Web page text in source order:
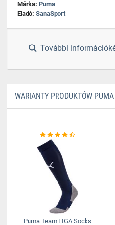
Márka: Puma
Eladó: SanaSport
További
WARIANTY PRODUKTÓW
Puma Team LIGA Socks